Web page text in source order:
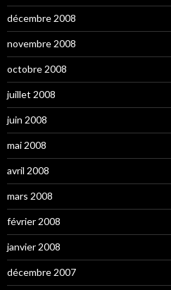
décembre 2008
novembre 2008
octobre 2008
juillet 2008
juin 2008
mai 2008
avril 2008
mars 2008
février 2008
janvier 2008
décembre 2007